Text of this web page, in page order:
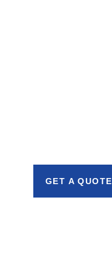
GET A QUOTE